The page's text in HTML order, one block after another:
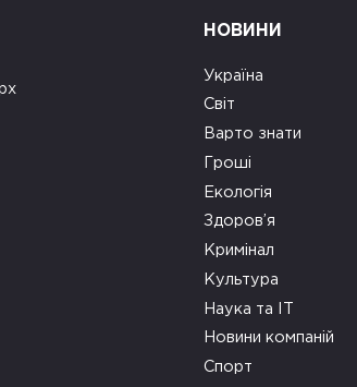
НОВИНИ
Україна
Світ
Варто знати
Гроші
Екологія
Здоров’я
Кримінал
Культура
Наука та ІТ
Новини компаній
Спорт